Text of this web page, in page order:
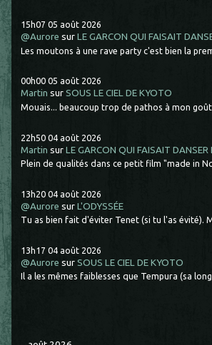
15h07 05 août 2026
@Aurore surLE GARCON QUI FAISAIT
Les moutons à une rave party c'est bien la
00h00 05 août 2026
Martin surSOUS LE CIEL DE KYOTO
Mouais... beaucoup trop de pathos à mon
22h50 04 août 2026
Martin surLE GARCON QUI FAISAIT DANSER
Plein de qualités dans ce petit film "made in
13h20 04 août 2026
@Aurore surL'ODYSSÉE
Tu as bien fait d'éviter Tenet (si tu l'as évité).
13h17 04 août 2026
@Aurore surSOUS LE CIEL DE KYOTO
Il a les mêmes faiblesses que Tempura (sa